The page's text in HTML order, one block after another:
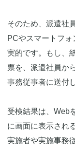
そのため、派遣社
PCやスマートフ
実的です。もし、
票を、派遣社員か
事務従事者に送付
受検結果は、Web
に画面に表示され
実施者や実施事務